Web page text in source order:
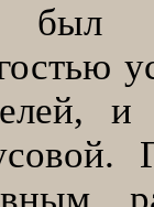
был